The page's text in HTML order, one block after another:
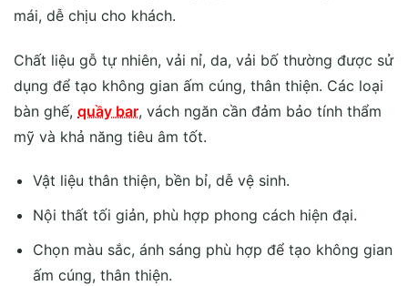
mái, dễ chịu cho khách.
Chất liệu gỗ tự nhiên, vải nỉ, da, vải bố thường được sử
dụng để tạo không gian ấm cúng, thân thiện. Các loại
bàn ghế, quầy bar, vách ngăn cần đảm bảo tính thẩm
mỹ và khả năng tiêu âm tốt.
Vật liệu thân thiện, bền bỉ, dễ vệ sinh.
Nội thất tối giản, phù hợp phong cách hiện đại.
Chọn màu sắc, ánh sáng phù hợp để tạo không gian
ấm cúng, thân thiện.